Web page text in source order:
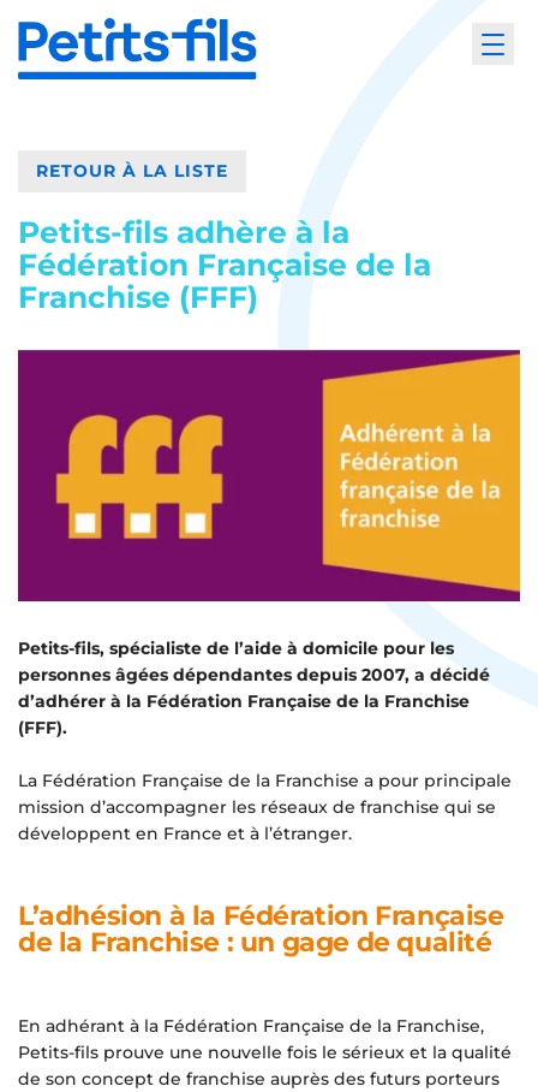
RETOUR À LA LISTE
Petits-fils adhère à la
Fédération Française de la
Franchise (FFF)
Petits-fils, spécialiste de l’aide à domicile pour les
personnes âgées dépendantes depuis 2007, a décidé
d’adhérer à la Fédération Française de la Franchise
(FFF).
La Fédération Française de la Franchise a pour principale
mission d’accompagner les réseaux de franchise qui se
développent en France et à l’étranger.
L’adhésion à la Fédération Française
de la Franchise : un gage de qualité
En adhérant à la Fédération Française de la Franchise,
Petits-fils prouve une nouvelle fois le sérieux et la qualité
de son concept de franchise auprès des futurs porteurs